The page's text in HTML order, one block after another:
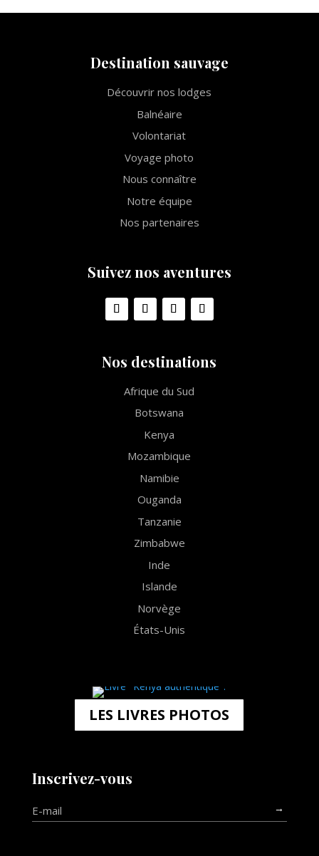
Destination sauvage
Découvrir nos lodges
Balnéaire
Volontariat
Voyage photo
Nous connaître
Notre équipe
Nos partenaires
Suivez nos aventures
Nos destinations
Afrique du Sud
Botswana
Kenya
Mozambique
Namibie
Ouganda
Tanzanie
Zimbabwe
Inde
Islande
Norvège
États-Unis
LES LIVRES PHOTOS
Inscrivez-vous
→